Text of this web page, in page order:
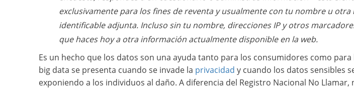
exclusivamente para los fines de reventa y usualmente con tu nombre u
identificable adjunta. Incluso sin tu nombre, direcciones IP y otros
que haces hoy a otra información actualmente disponible en la web.
Es un hecho que los datos son una ayuda tanto para los consumidores como
big data se presenta cuando se invade la privacidad y cuando los datos sensibles
exponiendo a los individuos al daño. A diferencia del Registro Nacional No Llamar,